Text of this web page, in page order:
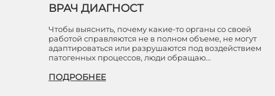
ВРАЧ ДИАГНОСТ
Чтобы выяснить, почему какие-то органы со своей
работой справляются не в полном объеме, не могут
адаптироваться или разрушаются под воздействием
патогенных процессов, люди обращаю…
ПОДРОБНЕЕ